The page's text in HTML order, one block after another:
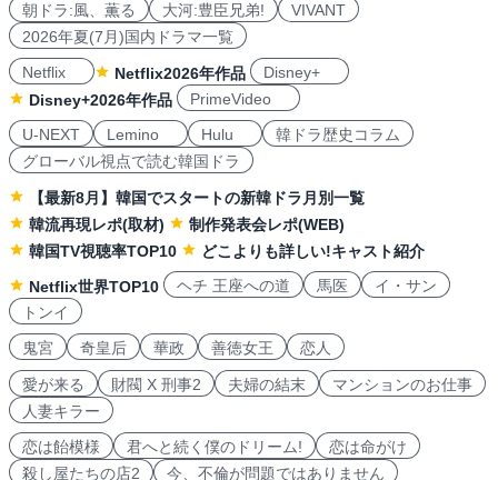
朝ドラ:風、薫る 大河:豊臣兄弟!
VIVANT
2026年夏(7月)国内ドラマ一覧
Netflix
Netflix2026年作品
Disney+
Disney+2026年作品
PrimeVideo
U-NEXT
Lemino Hulu
韓ドラ歴史コラム
グローバル視点で読む韓国ドラ
【最新8月】韓国でスタートの新韓ドラ月別一覧
韓流再現レポ(取材)
制作発表会レポ(WEB)
韓国TV視聴率TOP10
どこよりも詳しい!キャスト紹介
Netflix世界TOP10
ヘチ 王座への道 馬医
イ・サン
トンイ
鬼宮
奇皇后 華政 善徳女王 恋人
愛が来る 財閥 X 刑事2 夫婦の結末
マンションのお仕事
人妻キラー
恋は飴模様
君へと続く僕のドリーム!
恋は命がけ
殺し屋たちの店2
今、不倫が問題ではありません